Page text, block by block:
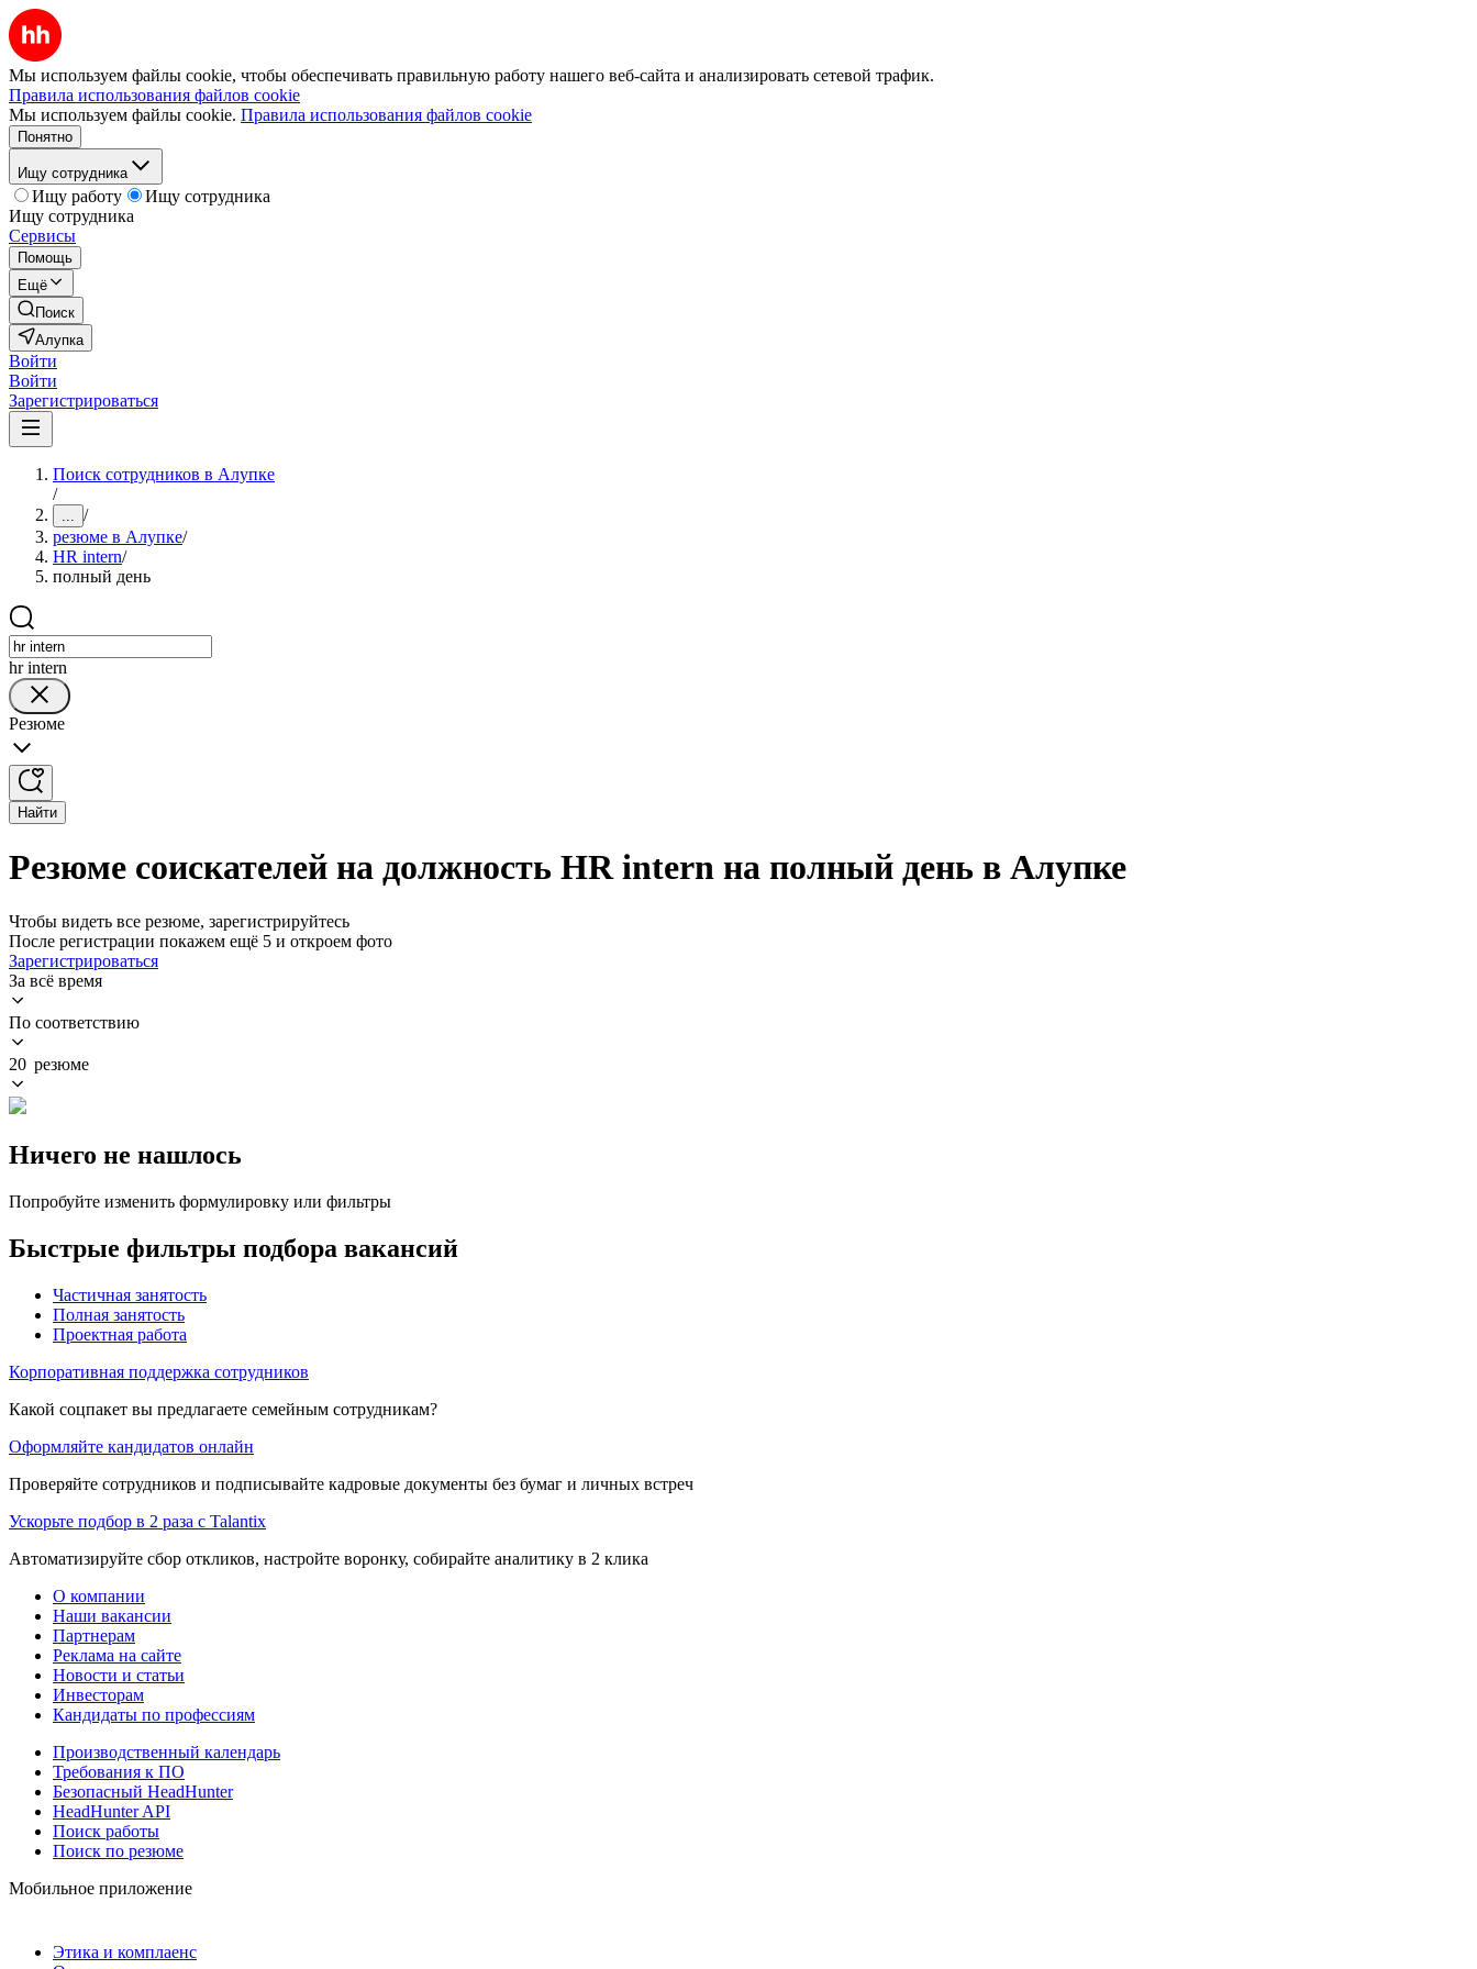
Мы используем файлы cookie, чтобы обеспечивать правильную работу нашего веб-сайта и анализировать сетевой трафик.
Правила использования файлов cookie
Мы используем файлы cookie. Правила использования файлов cookie
Понятно
Ищу сотрудника
Ищу работу
Ищу сотрудника
Ищу сотрудника
Сервисы
Помощь
Ещё
Поиск
Алупка
Войти
Войти
Зарегистрироваться
Поиск сотрудников в Алупке
/
... /
резюме в Алупке/
HR intern/
полный день
hr intern
Резюме
Найти
Резюме соискателей на должность HR intern на полный день в Алупке
Чтобы видеть все резюме, зарегистрируйтесь
После регистрации покажем ещё 5 и откроем фото
Зарегистрироваться
За всё время
По соответствию
20 резюме
Ничего не нашлось
Попробуйте изменить формулировку или фильтры
Быстрые фильтры подбора вакансий
Частичная занятость
Полная занятость
Проектная работа
Корпоративная поддержка сотрудников
Какой соцпакет вы предлагаете семейным сотрудникам?
Оформляйте кандидатов онлайн
Проверяйте сотрудников и подписывайте кадровые документы без бумаг и личных встреч
Ускорьте подбор в 2 раза с Talantix
Автоматизируйте сбор откликов, настройте воронку, собирайте аналитику в 2 клика
О компании
Наши вакансии
Партнерам
Реклама на сайте
Новости и статьи
Инвесторам
Кандидаты по профессиям
Производственный календарь
Требования к ПО
Безопасный HeadHunter
HeadHunter API
Поиск работы
Поиск по резюме
Мобильное приложение
Этика и комплаенс